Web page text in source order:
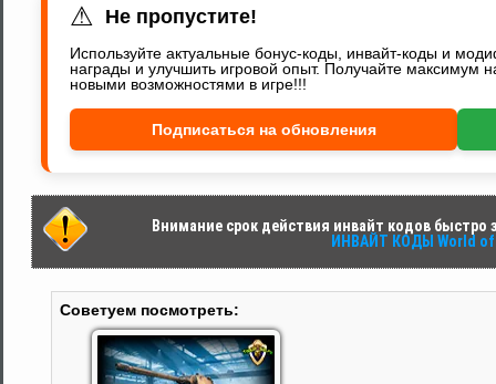
⚠ Не пропустите!
Используйте актуальные бонус-коды, инвайт-коды и
награды и улучшить игровой опыт. Получайте максимум
новыми возможностями в игре!!!
Подписаться на обновления
Внимание срок действия инвайт кодов быстро
ИНВАЙТ КОДЫ World
Советуем посмотреть: